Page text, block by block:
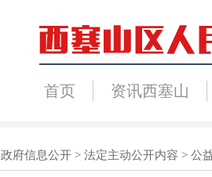
首页 资讯西塞山
政府信息公开> 法定主动公开内容 > 公